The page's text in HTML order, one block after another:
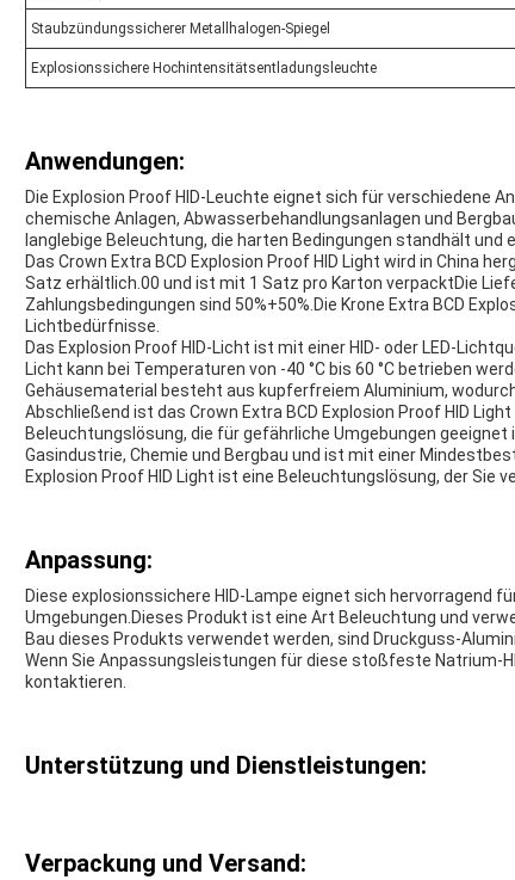
Staubzündungssicherer Metallhalogen-Spiegel
Explosionssichere Hochintensitätsentladungsleuchte
Anwendungen:
Die Explosion Proof HID-Leuchte eignet sich für verschiedene
chemische Anlagen, Abwasserbehandlungsanlagen und
langlebige Beleuchtung, die harten Bedingungen standhält und
Das Crown Extra BCD Explosion Proof HID Light wird in China
Satz erhältlich.00 und ist mit 1 Satz pro Karton verpacktDie
Zahlungsbedingungen sind 50%+50%.Die Krone Extra BCD
Lichtbedürfnisse.
Das Explosion Proof HID-Licht ist mit einer HID- oder LED-
Licht kann bei Temperaturen von -40 °C bis 60 °C betrieben
Gehäusematerial besteht aus kupferfreiem Aluminium,
Abschließend ist das Crown Extra BCD Explosion Proof HID
Beleuchtungslösung, die für gefährliche Umgebungen geeignet
Gasindustrie, Chemie und Bergbau und ist mit einer
Explosion Proof HID Light ist eine Beleuchtungslösung, der Sie
Anpassung:
Diese explosionssichere HID-Lampe eignet sich hervorragend
Umgebungen.Dieses Produkt ist eine Art Beleuchtung und
Bau dieses Produkts verwendet werden, sind Druckguss-
Wenn Sie Anpassungsleistungen für diese stoßfeste Natrium-
kontaktieren.
Unterstützung und Dienstleistungen:
Verpackung und Versand: